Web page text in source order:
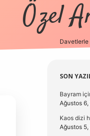
Özel
SON
Bayram
Ağustos
Kaos dizi
Ağustos